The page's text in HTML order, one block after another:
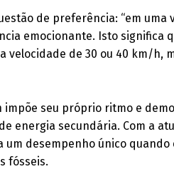
de preferência: “em
emocionante. Isto significa
velocidade de 30 ou 40 km/h,
impõe seu próprio ritmo e
energia secundária. Com a
desempenho único quando
fósseis.